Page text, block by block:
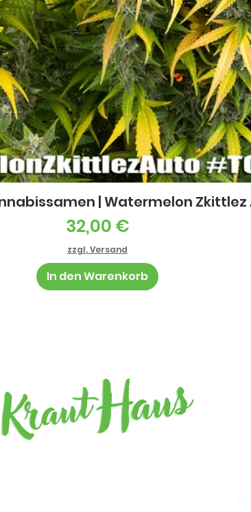
Schnellansicht| Watermelon Zkittlez
Preis
32,00 €
zzgl. Versand
In den Warenkorb